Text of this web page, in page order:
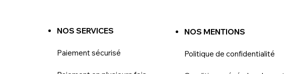
NOS SERVICES
Paiement sécurisé
NOS MENTIONS
Politique de confidentialité